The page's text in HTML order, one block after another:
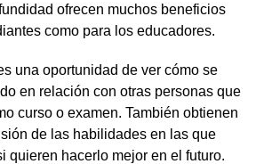
ofrecen muchos beneficios
como para los educadores.
una oportunidad de ver cómo se
en relación con otras personas que
curso o examen. También obtienen
de las habilidades en las que
quieren hacerlo mejor en el futuro.